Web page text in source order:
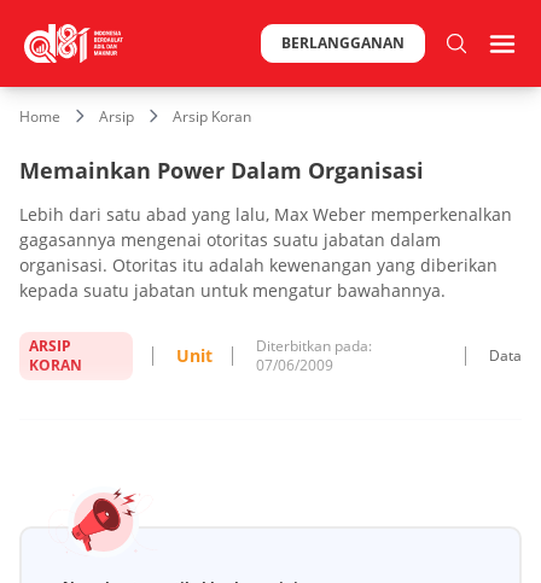
BERLANGGANAN
Home Arsip Arsip Koran
Memainkan Power Dalam Organisasi
Lebih dari satu abad yang lalu, Max Weber memperkenalkan
gagasannya mengenai otoritas suatu jabatan dalam
organisasi. Otoritas itu adalah kewenangan yang diberikan
kepada suatu jabatan untuk mengatur bawahannya.
ARSIP
KORAN
Unit
Diterbitkan pada:
07/06/2009
Data